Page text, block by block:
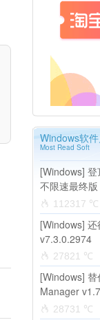
Windows软
Most Read Soft
[Windows]
不限速最终版
112317 ℃
[Windows]
v7.3.0.2974
27821 ℃
[Windows]
Manager
28731 ℃